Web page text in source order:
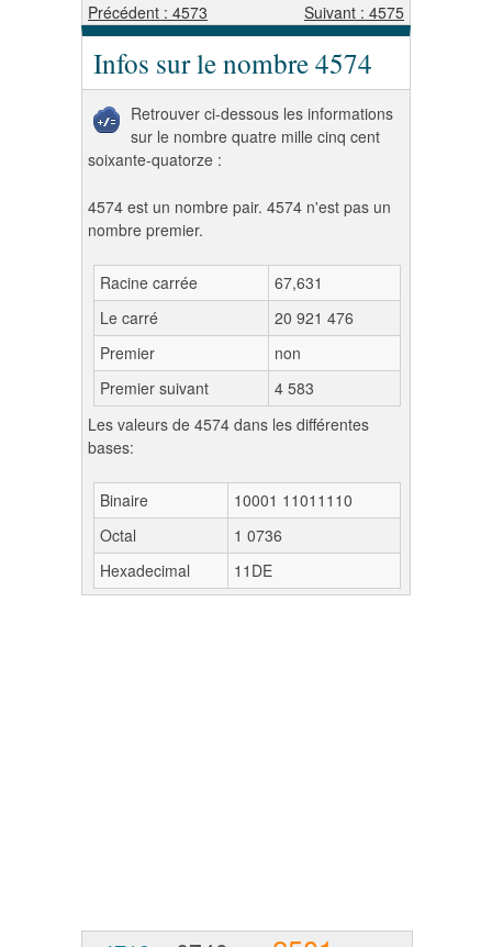
Précédent : 4573 Suivant : 4575
Infos sur le nombre 4574
Retrouver ci-dessous les informations
sur le nombre quatre mille cinq cent
soixante-quatorze :
4574 est un nombre pair. 4574 n'est pas un
nombre premier.
Racine carrée
67,631
Le carré
20 921 476
Premier
non
Premier suivant
4 583
Les valeurs de 4574 dans les différentes
bases:
Binaire
10001 11011110
Octal
1 0736
Hexadecimal
11DE